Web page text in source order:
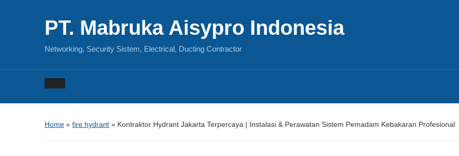
PT. Mabruka Aisypro Indonesia
Networking, Security Sistem, Electrical, Ducting Contractor
Home » fire hydrant » Kontraktor Hydrant Jakarta Terpercaya | Instalasi & Perawatan Sistem Pemadam Kebakaran Profesional